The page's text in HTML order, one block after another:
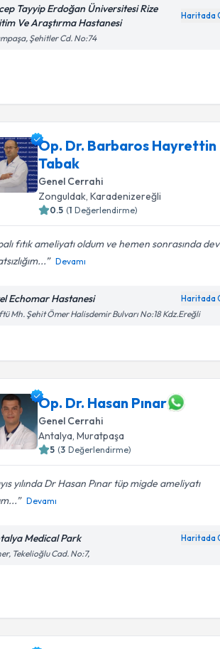
Tayyip Erdoğan Üniversitesi Rize
Ve Araştırma Hastanesi
Haritada
Şehitler Cd. No:74
Op. Dr. Barbaros Hayrettin
Tabak
Genel Cerrahi
Zonguldak ,Karadenizereğli
0.5 (1 Değerlendirme)
fıtık ameliyatı oldum ve hemen sonrasında
Devamı
Echomar Hastanesi Haritada
Mh. Şehit Ömer Halisdemir Bulvarı No:18 Kdz.Ereğli
Op. Dr. Hasan Pınar
Genel Cerrahi
Antalya,Muratpaşa
5 (3 Değerlendirme)
yılında Dr Hasan Pınar tüp migde ameliyatı
Devamı
Medical Park Haritada
Tekelioğlu Cad. No:7,